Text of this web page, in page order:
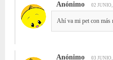
Anónimo 02
Ahí va mi pet con más
Anónimo 03